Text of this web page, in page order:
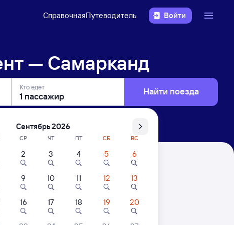
СправочнаяПутеводитель Войти
— Самарканд
Кто едет Найти поезда
Цены за 1 пассажира
Сентябрь 2026
СР ЧТ ПТ СБ ВС
2 3 4 5 6
9 10 11 12 13
16 17 18 19 20